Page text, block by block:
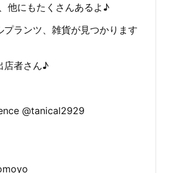
他にもたくさんあるよ♪
プランツ、雑貨が見つかります
店者さん♪
@tanical2929